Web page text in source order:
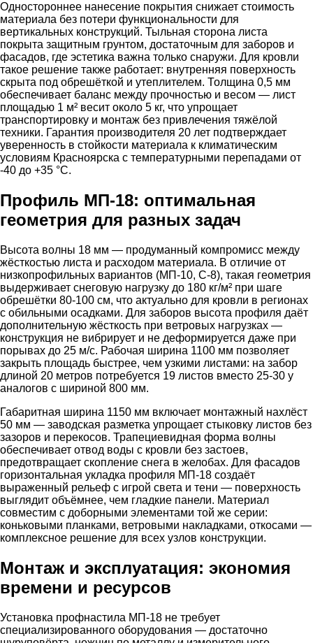
Одностороннее нанесение покрытия снижает стоимость
материала без потери функциональности для
вертикальных конструкций. Тыльная сторона листа
покрыта защитным грунтом, достаточным для заборов и
фасадов, где эстетика важна только снаружи. Для кровли
такое решение также работает: внутренняя поверхность
скрыта под обрешёткой и утеплителем. Толщина 0,5 мм
обеспечивает баланс между прочностью и весом — лист
площадью 1 м² весит около 5 кг, что упрощает
транспортировку и монтаж без привлечения тяжёлой
техники. Гарантия производителя 20 лет подтверждает
уверенность в стойкости материала к климатическим
условиям Красноярска с температурными перепадами от
-40 до +35 °C.
Профиль МП-18: оптимальная
геометрия для разных задач
Высота волны 18 мм — продуманный компромисс между
жёсткостью листа и расходом материала. В отличие от
низкопрофильных вариантов (МП-10, С-8), такая геометрия
выдерживает снеговую нагрузку до 180 кг/м² при шаге
обрешётки 80-100 см, что актуально для кровли в регионах
с обильными осадками. Для заборов высота профиля даёт
дополнительную жёсткость при ветровых нагрузках —
конструкция не вибрирует и не деформируется даже при
порывах до 25 м/с. Рабочая ширина 1100 мм позволяет
закрыть площадь быстрее, чем узкими листами: на забор
длиной 20 метров потребуется 19 листов вместо 25-30 у
аналогов с шириной 800 мм.
Габаритная ширина 1150 мм включает монтажный нахлёст
50 мм — заводская разметка упрощает стыковку листов без
зазоров и перекосов. Трапециевидная форма волны
обеспечивает отвод воды с кровли без застоев,
предотвращает скопление снега в желобах. Для фасадов
горизонтальная укладка профиля МП-18 создаёт
выраженный рельеф с игрой света и тени — поверхность
выглядит объёмнее, чем гладкие панели. Материал
совместим с доборными элементами той же серии:
коньковыми планками, ветровыми накладками, откосами —
комплексное решение для всех узлов конструкции.
Монтаж и эксплуатация: экономия
времени и ресурсов
Установка профнастила МП-18 не требует
специализированного оборудования — достаточно